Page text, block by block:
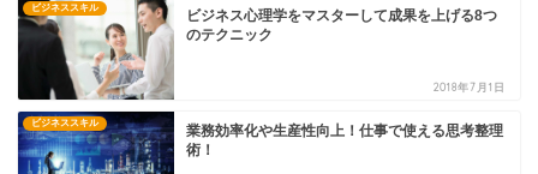
ビジネススキル
ビジネス心理学をマスターして成果を上げる8つ
のテクニック
2018年7月1日
ビジネススキル
業務効率化や生産性向上！仕事で使える思考整理
術！